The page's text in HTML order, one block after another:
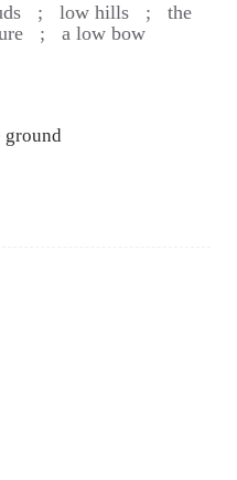
; low hills ;
the
; a low bow
ground